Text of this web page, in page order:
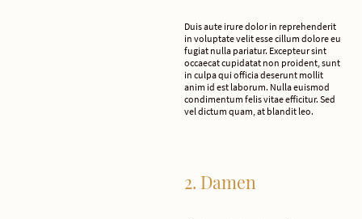
Duis aute irure dolor in reprehenderit
in voluptate velit esse cillum dolore eu
fugiat nulla pariatur. Excepteur sint
occaecat cupidatat non proident, sunt
in culpa qui officia deserunt mollit
anim id est laborum. Nulla euismod
condimentum felis vitae efficitur. Sed
vel dictum quam, at blandit leo.
2. Damen